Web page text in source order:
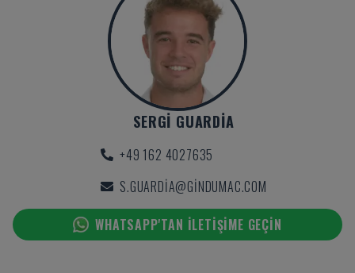
SERGI GUARDIA
+49 162 4027635
S.GUARDIA@GINDUMAC.COM
WHATSAPP'TAN ILETIŞIME GEÇIN